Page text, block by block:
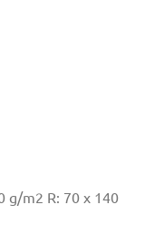
g/m2 R: 70 x 140